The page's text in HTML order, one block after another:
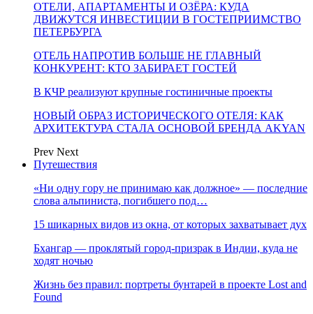
ОТЕЛИ, АПАРТАМЕНТЫ И ОЗЁРА: КУДА
ДВИЖУТСЯ ИНВЕСТИЦИИ В ГОСТЕПРИИМСТВО
ПЕТЕРБУРГА
ОТЕЛЬ НАПРОТИВ БОЛЬШЕ НЕ ГЛАВНЫЙ
КОНКУРЕНТ: КТО ЗАБИРАЕТ ГОСТЕЙ
В КЧР реализуют крупные гостиничные проекты
НОВЫЙ ОБРАЗ ИСТОРИЧЕСКОГО ОТЕЛЯ: КАК
АРХИТЕКТУРА СТАЛА ОСНОВОЙ БРЕНДА AKYAN
Prev Next
Путешествия
«Ни одну гору не принимаю как должное» — последние
слова альпиниста, погибшего под…
15 шикарных видов из окна, от которых захватывает дух
Бхангар — проклятый город-призрак в Индии, куда не
ходят ночью
Жизнь без правил: портреты бунтарей в проекте Lost and
Found